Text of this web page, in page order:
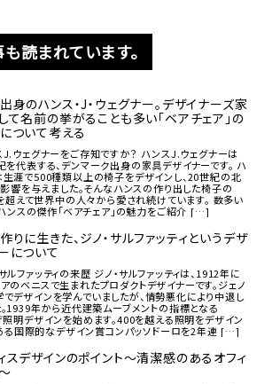
読まれています。
身のハンス・J・ウェグナー。デザイナーズ家
て名前の挙がることも多い「ベアチェア」の
ついて考える
J.ウェグナーをご存知ですか？ ハンスJ.ウェグナーは
を代表する、デンマーク出身の家具デザイナーです。 ハ
生涯で500種類以上の椅子をデザインし、20世紀の北
響を与えました。そんなハンスの作り出した椅子の
超えて世界中の人々から愛され続けています。 数多い
ンスの傑作「ベアチェア」の魅力をご紹介 […]
りに生きた、ジノ・サルファッティというデザ
について
ルファッティの来歴 ジノ・サルファッティは、1912年に
のベニスで生まれたプロダクトデザイナーです。ジェノ
でデザインを学んでいましたが、情勢悪化により中退し
。1939年から近代建築ムーブメントの指標となる
明デザインを始めます。400を越える照明をデザイン
る国際的なデザイン賞コンパッソドーロを2年連 […]
スデザインのポイント～清潔感のあるオフィ